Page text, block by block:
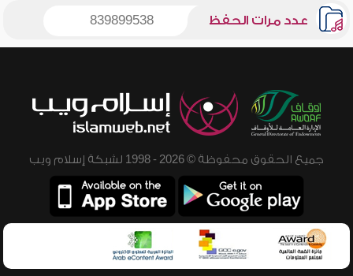
عدد مرات الحفظ 839899538
جميع الحقوق محفوظة © 2026 - 1998 لشبكة إسلام ويب